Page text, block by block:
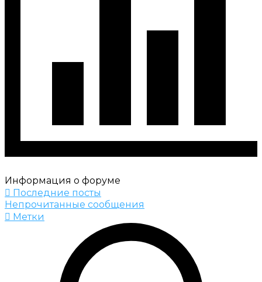
Информация о форуме
Последние посты
Непрочитанные сообщения
Метки